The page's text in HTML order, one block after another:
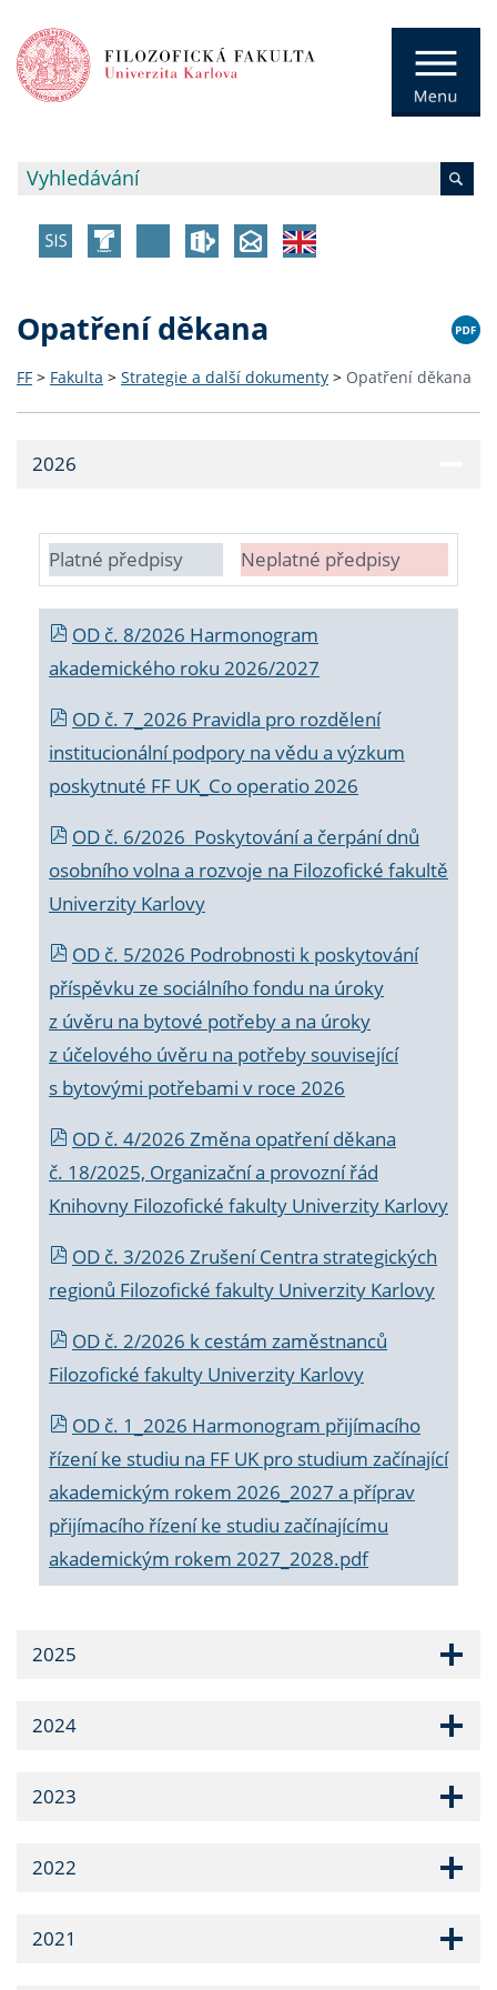
Opatření děkana
FF > Fakulta > Strategie a další dokumenty > Opatření děkana
2026
Platné předpisy Neplatné předpisy
OD č. 8/2026 Harmonogram
akademického roku 2026/2027
OD č. 7_2026 Pravidla pro rozdělení
institucionální podpory na vědu a výzkum
poskytnuté FF UK_Co operatio 2026
OD č. 6/2026 Poskytování a čerpání dnů
osobního volna a rozvoje na Filozofické fakultě
Univerzity Karlovy
OD č. 5/2026 Podrobnosti k poskytování
příspěvku ze sociálního fondu na úroky
z úvěru na bytové potřeby a na úroky
z účelového úvěru na potřeby související
s bytovými potřebami v roce 2026
OD č. 4/2026 Změna opatření děkana
č. 18/2025, Organizační a provozní řád
Knihovny Filozofické fakulty Univerzity Karlovy
OD č. 3/2026 Zrušení Centra strategických
regionů Filozofické fakulty Univerzity Karlovy
OD č. 2/2026 k cestám zaměstnanců
Filozofické fakulty Univerzity Karlovy
OD č. 1_2026 Harmonogram přijímacího
řízení ke studiu na FF UK pro studium začínající
akademickým rokem 2026_2027 a příprav
přijímacího řízení ke studiu začínajícímu
akademickým rokem 2027_2028.pdf
2025
2024
2023
2022
2021